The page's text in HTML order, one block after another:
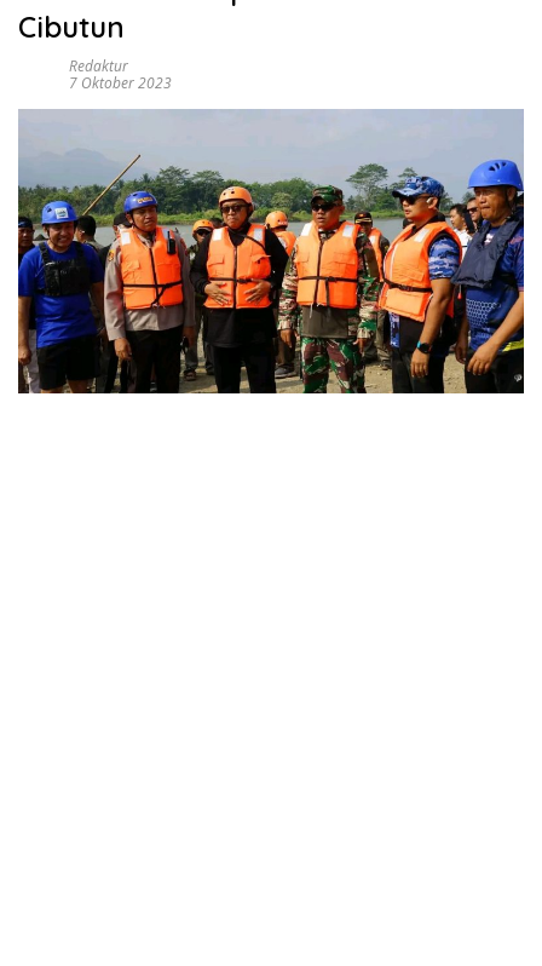
Cibutun
Redaktur
7 Oktober 2023